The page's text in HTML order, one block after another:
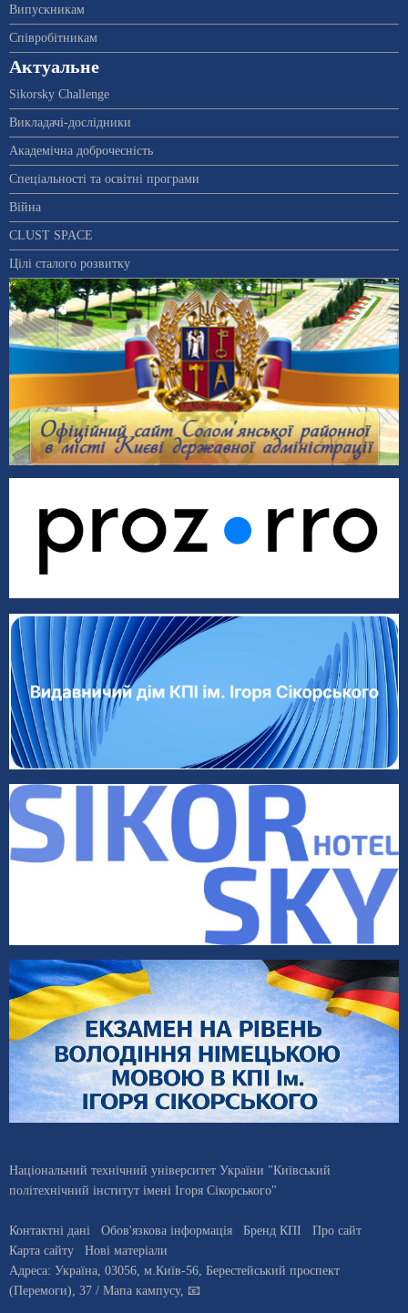
Випускникам
Співробітникам
Актуальне
Sikorsky Challenge
Викладачі-дослідники
Академічна доброчесність
Спеціальності та освітні програми
Війна
CLUST SPACE
Цілі сталого розвитку
Національний технічний університет України "Київський
політехнічний інститут імені Ігоря Сікорського"
Контактні дані Обов'язкова інформація Бренд КПІ
Про сайт
Карта сайту
Нові матеріали
Адреса: Україна 03056 , м. Київ-56, Берестейський проспект
(Перемоги), 37 / Мапа кампусу, 📧